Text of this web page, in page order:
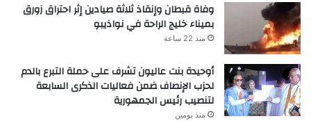
وفاة قبطان وإنقاذ ثلاثة صيادين إثر احتراق زورق
بميناء خليج الراحة في نواذيبو
منذ 22 ساعة
أوحيدة بنت عاليون تشرف على حملة التبرع بالدم
لحزب الإنصاف ضمن فعاليات الذكرى السابعة
لتنصيب رئيس الجمهورية
منذ يومين